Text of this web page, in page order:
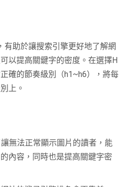
有助於讓搜索引擎更好地了解網
以提高關鍵字的密度。在選擇H
確的節奏級別（h1~h6），將每
上。
無法正常顯示圖片的讀者，能
內容，同時也是提高關鍵字密